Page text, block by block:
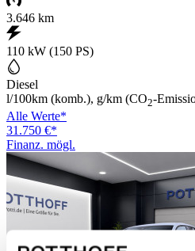
3.646 km
110 kW (150 PS)
Diesel
l/100km (komb.), g/km (CO2-
Alle Werte*
31.750 €*
Finanz. mögl.